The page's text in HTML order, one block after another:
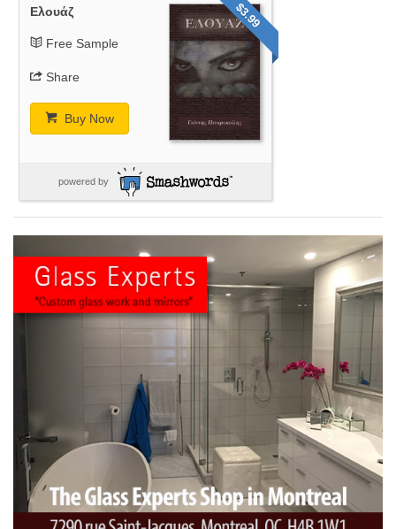
$3.99
Ελουάζ
Free Sample
Share
Buy Now
powered by